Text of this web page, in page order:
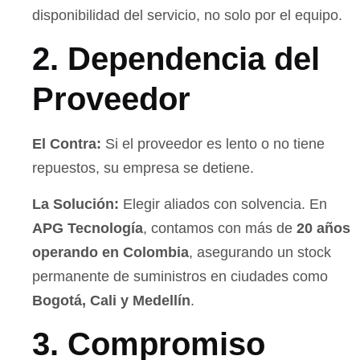
disponibilidad del servicio, no solo por el equipo.
2. Dependencia del
Proveedor
El Contra: Si el proveedor es lento o no tiene
repuestos, su empresa se detiene.
La Solución: Elegir aliados con solvencia. En
APG Tecnología, contamos con más de 20 años
operando en Colombia, asegurando un stock
permanente de suministros en ciudades como
Bogotá, Cali y Medellín.
3. Compromiso